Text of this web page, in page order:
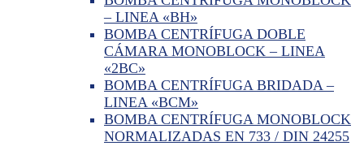
– LINEA «BH»
BOMBA CENTRÍFUGA DOBLE
CÁMARA MONOBLOCK – LINEA
«2BC»
BOMBA CENTRÍFUGA BRIDADA –
LINEA «BCM»
BOMBA CENTRÍFUGA MONOBLOCK
NORMALIZADAS EN 733 / DIN 24255